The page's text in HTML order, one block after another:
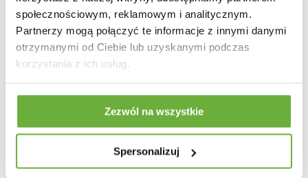
społecznościowym, reklamowym i analitycznym.
Partnerzy mogą połączyć te informacje z innymi danymi
otrzymanymi od Ciebie lub uzyskanymi podczas
korzystania z ich usług.
Zezwól na wszystkie
Spersonalizuj
209,44 zł 258,57 zł -19%